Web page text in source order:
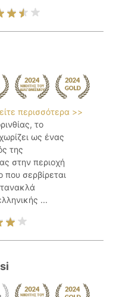
περισσότερα >>
το
ως ένας
της
στην περιοχή
που σερβίρεται
...